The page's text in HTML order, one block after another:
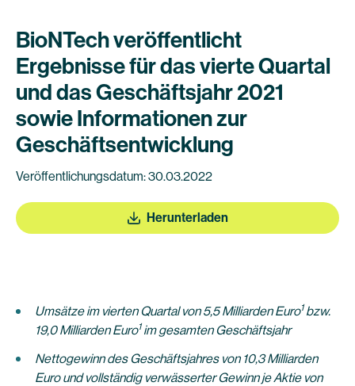
BioNTech veröffentlicht
Ergebnisse für das vierte Quartal
und das Geschäftsjahr 2021
sowie Informationen zur
Geschäftsentwicklung
Veröffentlichungsdatum: 30.03.2022
Herunterladen
Umsätze im vierten Quartal von 5,5 Milliarden Euro1bzw.
19,0 Milliarden Euro1im gesamten Geschäftsjahr
Nettogewinn des Geschäftsjahres von 10,3 Milliarden
Euro und vollständig verwässerter Gewinn je Aktie von